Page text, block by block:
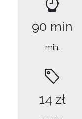
90 min
min.
14 zł